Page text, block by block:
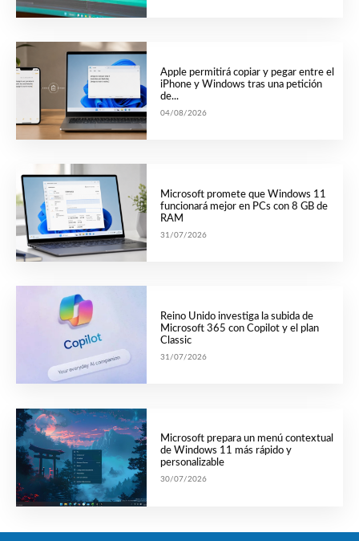
Apple permitirá copiar y pegar entre el
iPhone y Windows tras una petición
de...
04/08/2026
Microsoft promete que Windows 11
funcionará mejor en PCs con 8 GB de
RAM
31/07/2026
Reino Unido investiga la subida de
Microsoft 365 con Copilot y el plan
Classic
31/07/2026
Microsoft prepara un menú contextual
de Windows 11 más rápido y
personalizable
30/07/2026